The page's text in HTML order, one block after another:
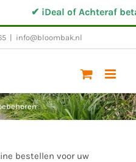
✔ iDeal of Achteraf
info@bloombak.nl
bestellen voor uw